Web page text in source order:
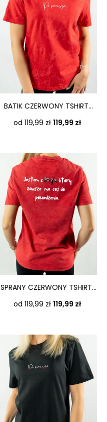
BATIK CZERWONY TSHIRT...
od 119,99 zł Cena
119,99 zł
SPRANY CZERWONY TSHIRT...
od 119,99 zł Cena
119,99 zł